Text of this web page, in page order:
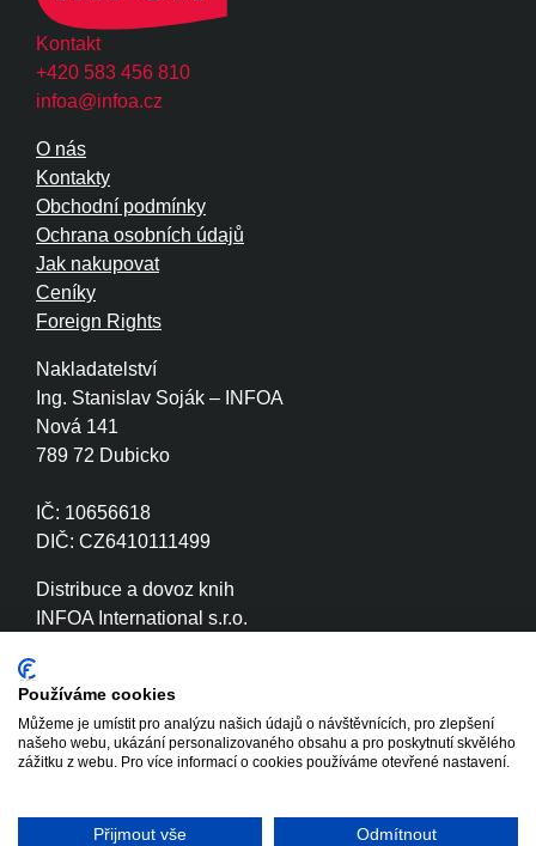
Kontakt
+420 583 456 810
infoa@infoa.cz
Nakladatelství
Ing. Stanislav Soják – INFOA
Nová 141
789 72 Dubicko
IČ: 10656618
DIČ: CZ6410111499
Distribuce a dovoz knih
INFOA International s.r.o.
IČ: 26870886
DIČ: CZ26870886
O nás
Kontakty
Obchodní podmínky
Ochrana osobních údajů
Jak nakupovat
Ceníky
Foreign Rights
Používáme cookies
Můžeme je umístit pro analýzu našich údajů o návštěvnících, pro zlepšení
našeho webu, ukázání personalizovaného obsahu a pro poskytnutí skvělého
zážitku z webu. Pro více informací o cookies používáme otevřené nastavení.
Přijmout vše Odmítnout